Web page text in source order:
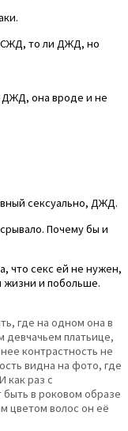
СЖД, то ли ДЖД, но
она вроде и не
сексуально, ДЖД.
Почему бы и
что секс ей не нужен,
жизни и побольше.
где на одном она в
девчачьем платьице,
контрастность не
видна на фото, где
как раз с
в роковом образе
цветом волос он её